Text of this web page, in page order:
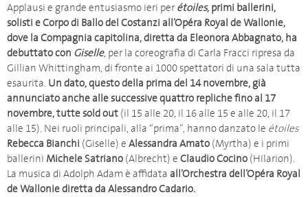
Applausi e grande entusiasmo ieri per étoiles, primi ballerini,
solisti e Corpo di Ballo del Costanzi all’Opéra Royal de Wallonie,
dove la Compagnia capitolina, diretta da Eleonora Abbagnato, ha
debuttato con Giselle, per la coreografia di Carla Fracci ripresa da
Gillian Whittingham, di fronte ai 1000 spettatori di una sala tutta
esaurita. Un dato, questo della prima del 14 novembre, già
annunciato anche alle successive quattro repliche fino al 17
novembre, tutte sold out (il 15 alle 20, il 16 alle 15 e alle 20, il 17
alle 15). Nei ruoli principali, alla “prima”, hanno danzato le étoiles
Rebecca Bianchi (Giselle) e Alessandra Amato (Myrtha) e i primi
ballerini Michele Satriano (Albrecht) e Claudio Cocino (Hilarion).
La musica di Adolph Adam è affidata all’Orchestra dell’Opéra Royal
de Wallonie diretta da Alessandro Cadario.